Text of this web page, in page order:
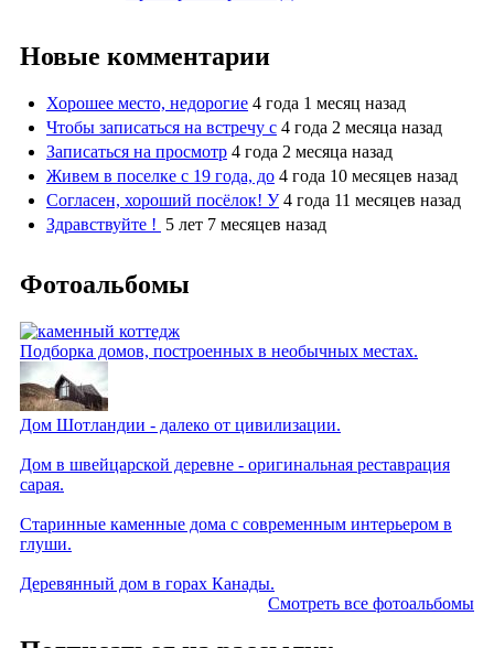
Новые комментарии
Хорошее место, недорогие 4 года 1 месяц назад
Чтобы записаться на встречу с 4 года 2 месяца назад
Записаться на просмотр 4 года 2 месяца назад
Живем в поселке с 19 года, до 4 года 10 месяцев назад
Согласен, хороший посёлок! У 4 года 11 месяцев назад
Здравствуйте ! 5 лет 7 месяцев назад
Фотоальбомы
Подборка домов, построенных в необычных местах.
Дом Шотландии - далеко от цивилизации.
Дом в швейцарской деревне - оригинальная реставрация
сарая.
Старинные каменные дома с современным интерьером в
глуши.
Деревянный дом в горах Канады.
Смотреть все фотоальбомы